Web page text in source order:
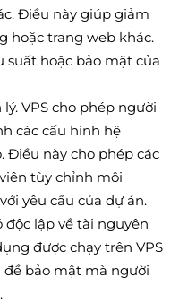
Điều này giúp giảm
hoặc trang web khác.
suất hoặc bảo mật của
VPS cho phép người
các cấu hình hệ
Điều này cho phép các
tùy chỉnh môi
yêu cầu của dự án.
độc lập về tài nguyên
được chạy trên VPS
đề bảo mật mà người